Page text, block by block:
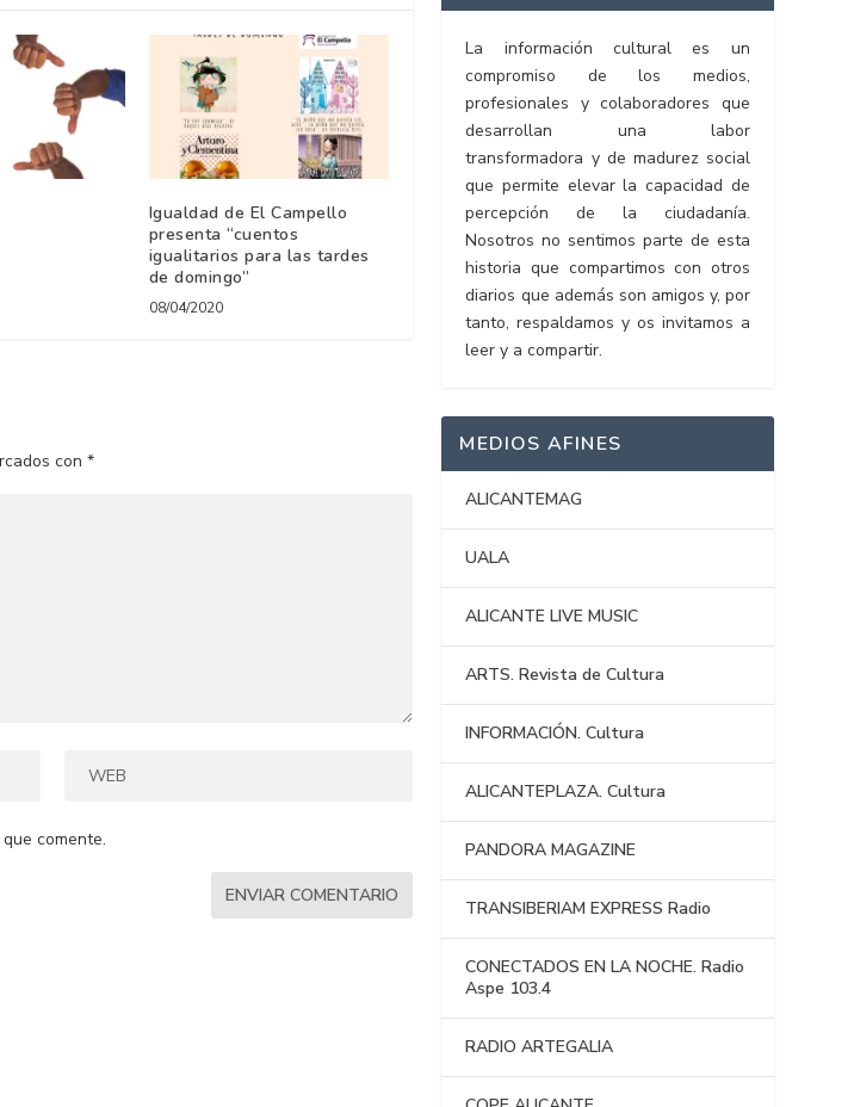
Igualdad de El Campello
presenta “cuentos
igualitarios para las tardes
de domingo”
08/04/2020
con*
comente.
La información cultural es un
compromiso de los medios,
profesionales y colaboradores que
desarrollan una labor
transformadora y de madurez social
que permite elevar la capacidad de
percepción de la ciudadanía.
Nosotros no sentimos parte de esta
historia que compartimos con otros
diarios que además son amigos y, por
tanto, respaldamos y os invitamos a
leer y a compartir.
MEDIOS AFINES
ALICANTEMAG
UALA
ALICANTE LIVE MUSIC
ARTS. Revista de Cultura
INFORMACIÓN. Cultura
ALICANTEPLAZA. Cultura
PANDORA MAGAZINE
TRANSIBERIAM EXPRESS Radio
CONECTADOS EN LA NOCHE. Radio
Aspe 103.4
RADIO ARTEGALIA